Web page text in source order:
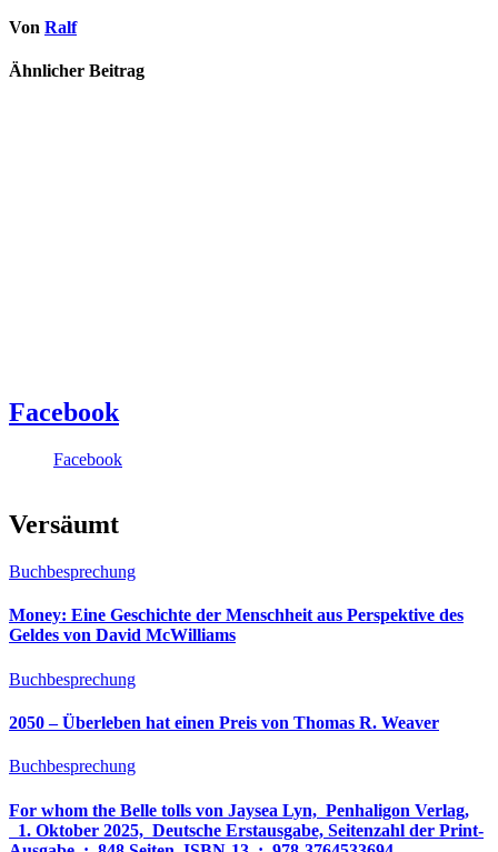
Von Ralf
Ähnlicher Beitrag
Facebook
Facebook
Versäumt
Buchbesprechung
Money: Eine Geschichte der Menschheit aus Perspektive des
Geldes von David McWilliams
Buchbesprechung
2050 – Überleben hat einen Preis von Thomas R. Weaver
Buchbesprechung
For whom the Belle tolls von Jaysea Lyn, ‎ Penhaligon Verlag,
‎ 1. Oktober 2025, ‎ Deutsche Erstausgabe, Seitenzahl der Print-